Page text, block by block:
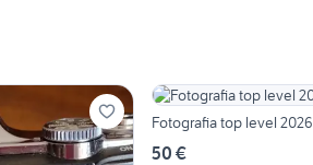
Fotografia top level 2026
50 €